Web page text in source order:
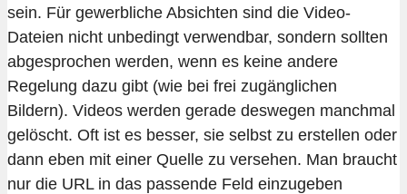
sein. Für gewerbliche Absichten sind die Video-
Dateien nicht unbedingt verwendbar, sondern sollten
abgesprochen werden, wenn es keine andere
Regelung dazu gibt (wie bei frei zugänglichen
Bildern). Videos werden gerade deswegen manchmal
gelöscht. Oft ist es besser, sie selbst zu erstellen oder
dann eben mit einer Quelle zu versehen. Man braucht
nur die URL in das passende Feld einzugeben